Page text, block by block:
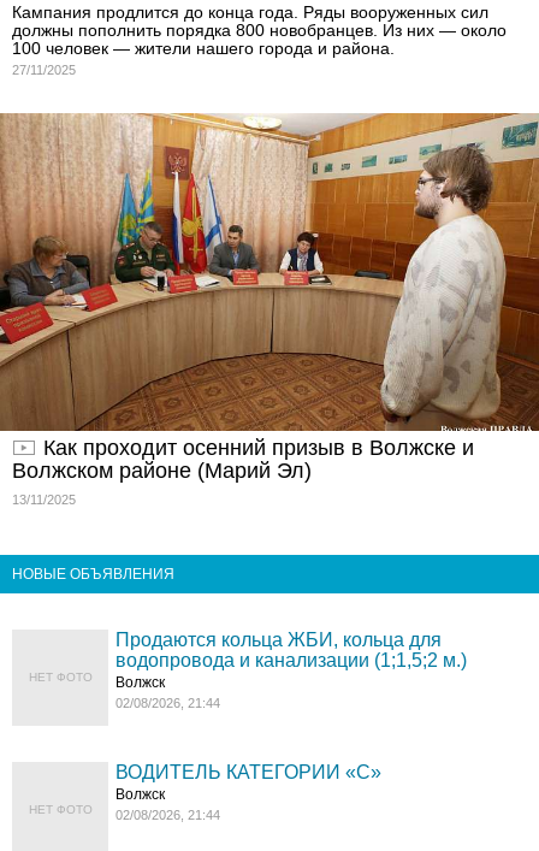
Кампания продлится до конца года. Ряды вооруженных сил
должны пополнить порядка 800 новобранцев. Из них — около
100 человек — жители нашего города и района.
27/11/2025
Как проходит осенний призыв в Волжске и
Волжском районе (Марий Эл)
13/11/2025
НОВЫЕ ОБЪЯВЛЕНИЯ
НЕТ ФОТО
Продаются кольца ЖБИ, кольца для
водопровода и канализации (1;1,5;2 м.)
Волжск
02/08/2026, 21:44
НЕТ ФОТО
ВОДИТЕЛЬ КАТЕГОРИИ «C»
Волжск
02/08/2026, 21:44